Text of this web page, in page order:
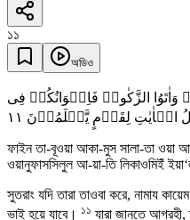
১১
অডিও
وَاٰتَوُا الزَّکٰوۃَ فَاِخۡوَانُکُمۡ فِی
الۡاٰیٰتِ لِقَوۡمٍ یَّعۡلَمُوۡنَ ١١
ফাইন তা-বূওয়া আকা-মুস সালা-তা ওয়া
ওয়ানুফাসসিলুল আ-য়া-তি লিকাওমিইঁ
সুতরাং যদি তারা তাওবা করে, নামায
ভাই হয়ে যাবে। ১১ যারা জানতে আগ্রহী,